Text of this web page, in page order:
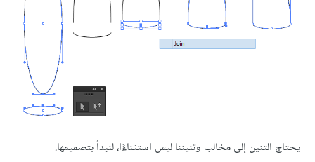
يحتاج التنين إلى مخالب وتنيننا ليس استثناءًا، لنبدأ بتصميمها.